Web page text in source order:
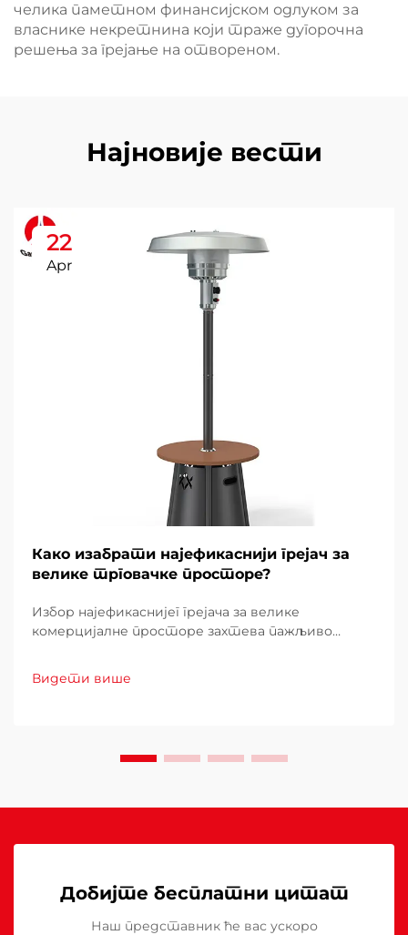
челика паметном финансијском одлуком за
власнике некретнина који траже дугорочна
решења за грејање на отвореном.
Најновије вести
22
Apr
Како изабрати најефикаснији грејач за
велике трговачке просторе?
Избор најефикаснијег грејача за велике
комерцијалне просторе захтева пажљиво
купаца и потрошњу енергије. Лош избор може
Видети више
Добијте бесплатни цитат
Наш представник ће вас ускоро